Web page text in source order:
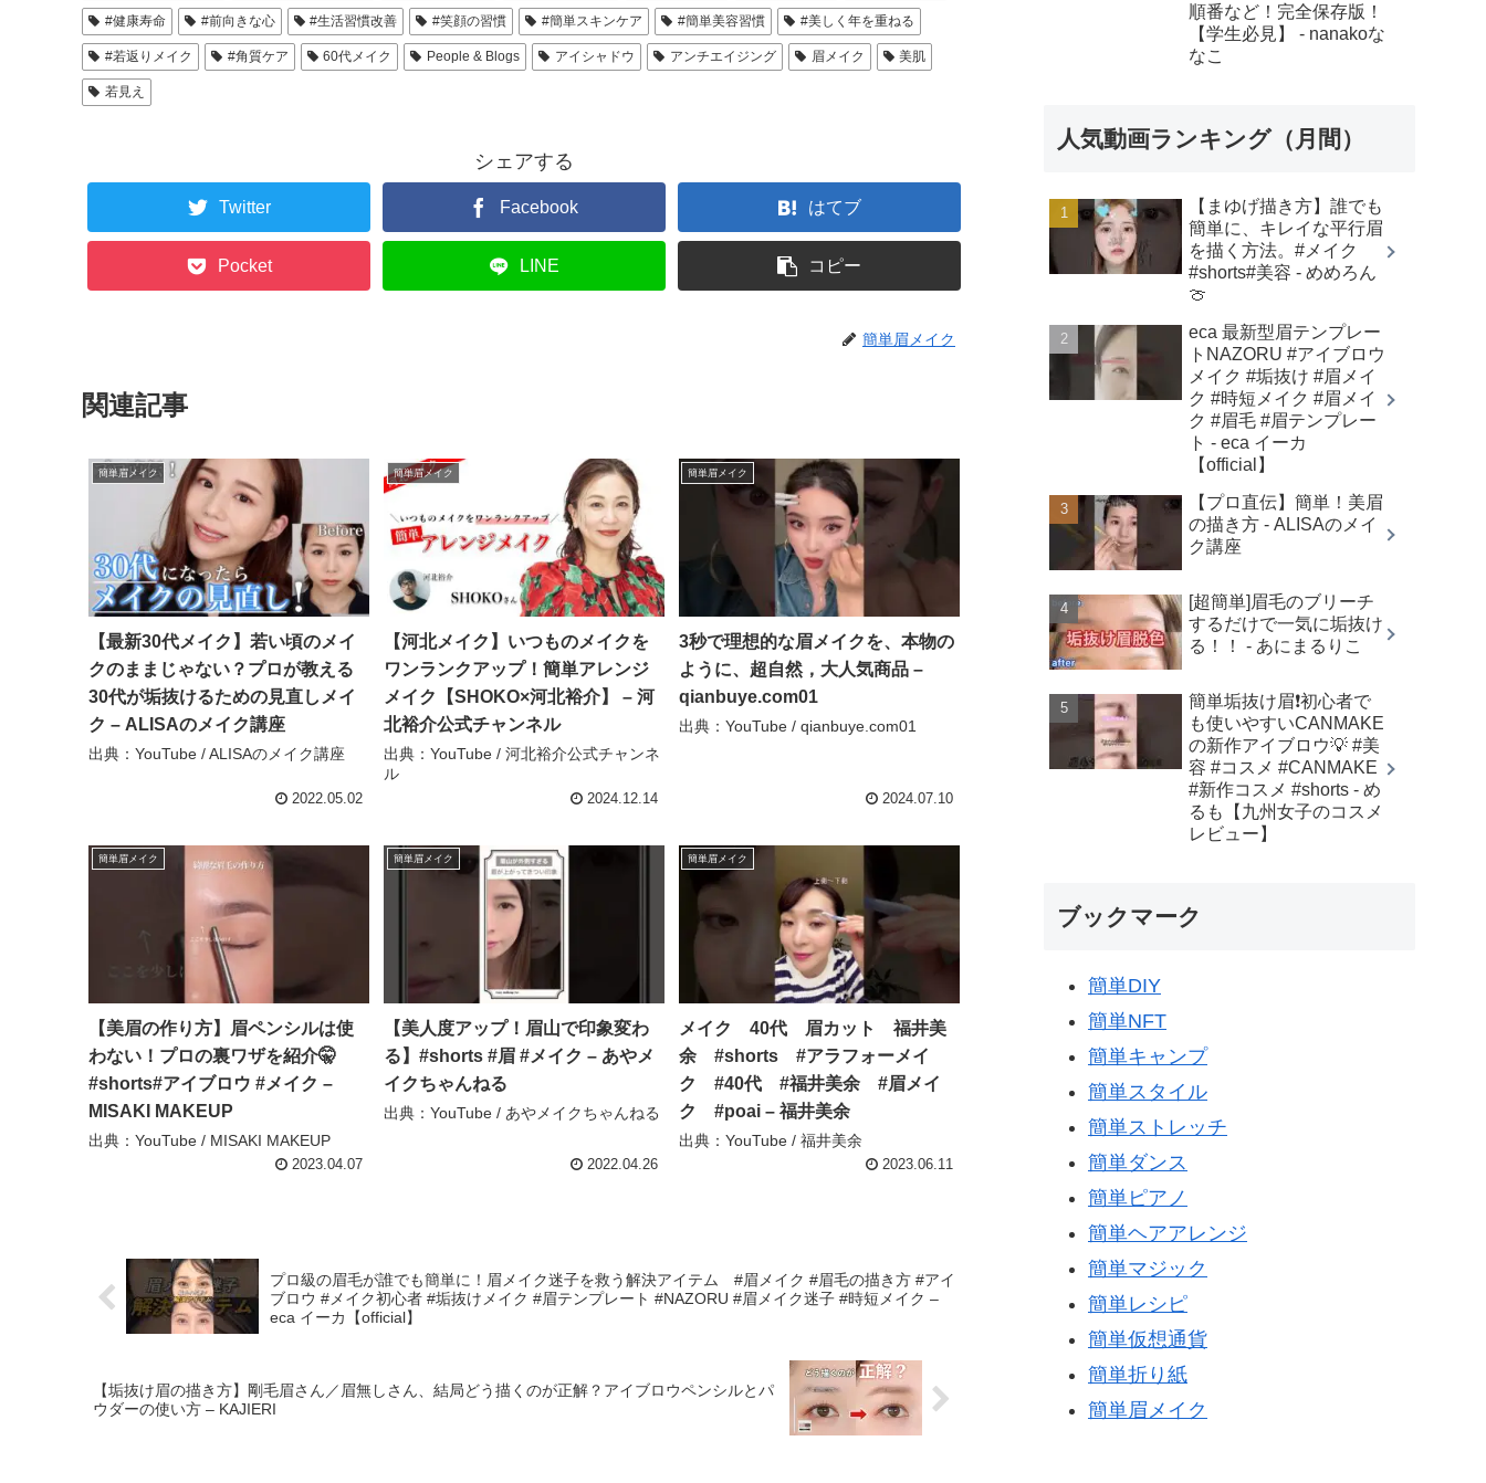
#健康寿命 #前向きな心 #生活習慣改善 #笑顔の習慣 #簡単スキンケア #簡単美容習慣 #美しく年を重ねる
#若返りメイク #角質ケア 60代メイク People & Blogs アイシャドウ アンチエイジング 眉メイク 美肌
若見え
シェアする
Twitter Facebook はてブ
Pocket LINE コピー
簡単眉メイク
関連記事
簡単眉メイク
【最新30代メイク】若い頃のメイ
クのままじゃない？プロが教える
30代が垢抜けるための見直しメイ
ク – ALISAのメイク講座
出典：YouTube / ALISAのメイク講座
2022.05.02
簡単眉メイク
【河北メイク】いつものメイクを
ワンランクアップ！簡単アレンジ
メイク【SHOKO×河北裕介】 – 河
北裕介公式チャンネル
出典：YouTube / 河北裕介公式チャンネ
ル
2024.12.14
簡単眉メイク
3秒で理想的な眉メイクを、本物の
ように、超自然，大人気商品 –
qianbuye.com01
出典：YouTube / qianbuye.com01
2024.07.10
簡単眉メイク
【美眉の作り方】眉ペンシルは使
わない！プロの裏ワザを紹介🤫
#shorts#アイブロウ #メイク –
MISAKI MAKEUP
出典：YouTube / MISAKI MAKEUP
2023.04.07
簡単眉メイク
【美人度アップ！眉山で印象変わ
る】#shorts #眉 #メイク – あやメ
イクちゃんねる
出典：YouTube / あやメイクちゃんねる
2022.04.26
簡単眉メイク
メイク 40代 眉カット 福井美
余 #shorts #アラフォーメイ
ク #40代 #福井美余 #眉メイ
ク #poai – 福井美余
出典：YouTube / 福井美余
2023.06.11
プロ級の眉毛が誰でも簡単に！眉メイク迷子を救う解決アイテム #眉メイク #眉毛の描き方 #アイ
ブロウ #メイク初心者 #垢抜けメイク #眉テンプレート #NAZORU #眉メイク迷子 #時短メイク –
eca イーカ【official】
【垢抜け眉の描き方】剛毛眉さん／眉無しさん、結局どう描くのが正解？アイブロウペンシルとパ
ウダーの使い方 – KAJIERI
順番など！完全保存版！
【学生必見】 - nanakoな
なこ
人気動画ランキング（月間）
【まゆげ描き方】誰でも
簡単に、キレイな平行眉
を描く方法。#メイク
#shorts#美容 - めめろん
🍈
eca 最新型眉テンプレー
トNAZORU #アイブロウ
メイク #垢抜け #眉メイ
ク #時短メイク #眉メイ
ク #眉毛 #眉テンプレー
ト - eca イーカ
【official】
【プロ直伝】簡単！美眉
の描き方 - ALISAのメイ
ク講座
[超簡単]眉毛のブリーチ
するだけで一気に垢抜け
る！！ - あにまるりこ
簡単垢抜け眉❗️初心者で
も使いやすいCANMAKE
の新作アイブロウ💡 #美
容 #コスメ #CANMAKE
#新作コスメ #shorts - め
るも【九州女子のコスメ
レビュー】
ブックマーク
簡単DIY
簡単NFT
簡単キャンプ
簡単スタイル
簡単ストレッチ
簡単ダンス
簡単ピアノ
簡単ヘアアレンジ
簡単マジック
簡単レシピ
簡単仮想通貨
簡単折り紙
簡単眉メイク